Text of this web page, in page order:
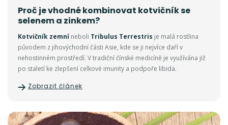
Proč je vhodné kombinovat kotvičník se
selenem a zinkem?
Kotvičník zemní neboli Tribulus Terrestris je malá rostlina
původem z jihovýchodní části Asie, kde se ji nejvíce daří v
nehostinném prostředí. V tradiční čínské medicíně je využívána již
po staletí ke zlepšení celkové imunity a podpoře libida.
Zobrazit článek